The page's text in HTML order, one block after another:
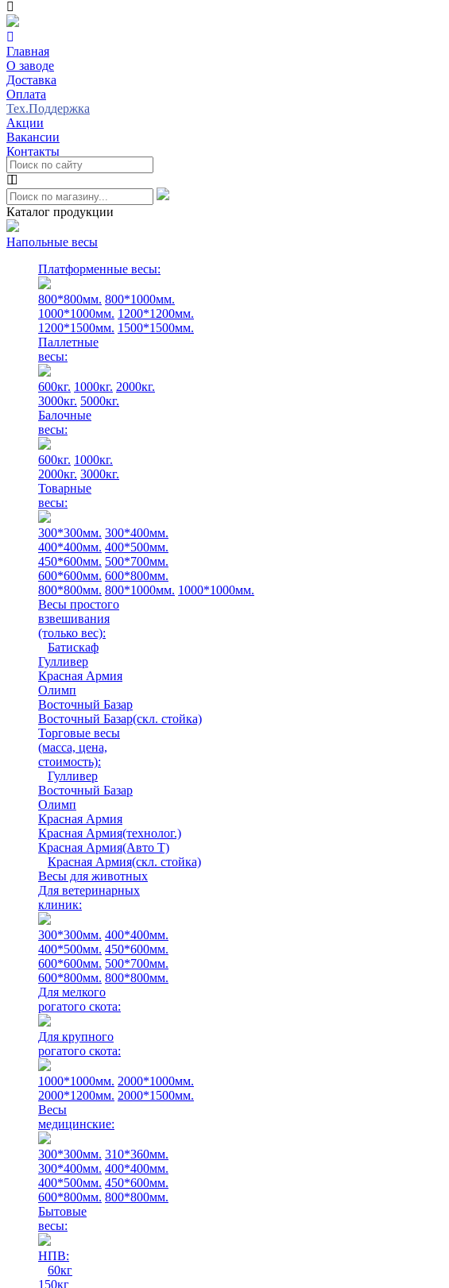
Главная
О заводе
Доставка
Оплата
Тех.Поддержка
Акции
Вакансии
Контакты
Каталог продукции
Напольные весы
Платформенные весы:
800*800мм. 800*1000мм.
1000*1000мм. 1200*1200мм.
1200*1500мм. 1500*1500мм.
Паллетные
весы:
600кг. 1000кг. 2000кг.
3000кг. 5000кг.
Балочные
весы:
600кг. 1000кг.
2000кг. 3000кг.
Товарные
весы:
300*300мм. 300*400мм.
400*400мм. 400*500мм.
450*600мм. 500*700мм.
600*600мм. 600*800мм.
800*800мм. 800*1000мм. 1000*1000мм.
Весы простого
взвешивания
(только вес):
Батискаф
Гулливер
Красная Армия
Олимп
Восточный Базар
Восточный Базар(скл. стойка)
Торговые весы
(масса, цена,
стоимость):
Гулливер
Восточный Базар
Олимп
Красная Армия
Красная Армия(технолог.)
Красная Армия(Авто Т)
Красная Армия(скл. стойка)
Весы для животных
Для ветеринарных
клиник:
300*300мм. 400*400мм.
400*500мм. 450*600мм.
600*600мм. 500*700мм.
600*800мм. 800*800мм.
Для мелкого
рогатого скота:
Для крупного
рогатого скота:
1000*1000мм. 2000*1000мм.
2000*1200мм. 2000*1500мм.
Весы
медицинские:
300*300мм. 310*360мм.
300*400мм. 400*400мм.
400*500мм. 450*600мм.
600*800мм. 800*800мм.
Бытовые
весы:
НПВ:
60кг
150кг